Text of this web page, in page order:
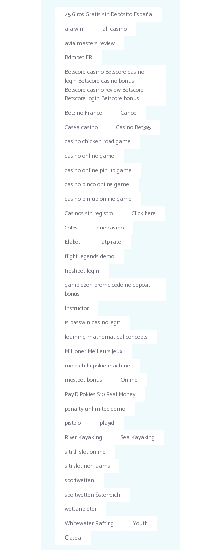
25 Giros Gratis sin Depósito España
ala win
alf casino
avia masters review
Bdmbet FR
Betscore casino Betscore casino
login Betscore casino bonus
Betscore casino review Betscore
Betscore login Betscore bonus
Betzino France
Canoe
Casea casino
Casino Bet365
casino chicken road game
casino online game
casino online pin up game
casino pinco online game
casino pin up online game
Casinos sin registro
Click here
Cotes
duelcasino
Elabet
fatpirate
flight legends demo
freshbet login
gamblezen promo code no deposit
bonus
Instructor
is basswin casino legit
learning mathematical concepts
Millioner Meilleurs Jeux
more chilli pokie machine
mostbet bonus
Online
PayID Pokies $10 Real Money
penalty unlimited demo
pistolo
playid
River Kayaking
Sea Kayaking
siti di slot online
siti slot non aams
sportwetten
sportwetten österreich
wettanbieter
Whitewater Rafting
Youth
Сasea